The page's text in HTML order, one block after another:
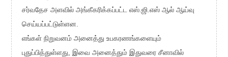
சர்வதேச அளவில் அங்கீகரிக்கப்பட்ட எஸ்.ஜி.எஸ் ஆல் ஆய்வு
செய்யப்பட்டுள்ளன.
எங்கள் நிறுவனம் அனைத்து உபகரணங்களையும்
புதுப்பித்துள்ளது, இவை அனைத்தும் இதுவரை சீனாவில்